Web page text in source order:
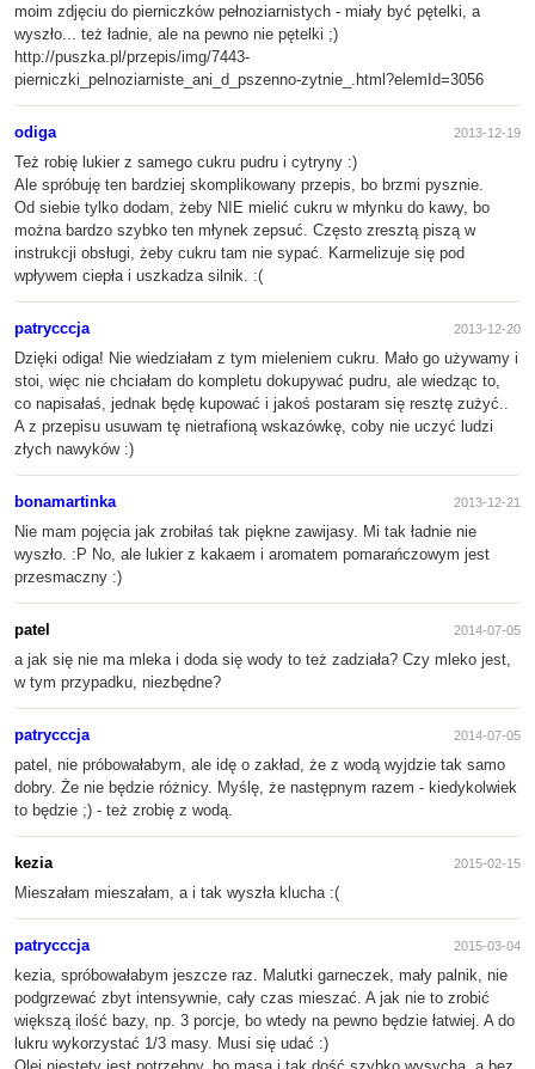
moim zdjęciu do pierniczków pełnoziarnistych - miały być pętelki, a
wyszło... też ładnie, ale na pewno nie pętelki ;)
http://puszka.pl/przepis/img/7443-
pierniczki_pelnoziarniste_ani_d_pszenno-zytnie_.html?elemId=3056
odiga 2013-12-19
Też robię lukier z samego cukru pudru i cytryny :)
Ale spróbuję ten bardziej skomplikowany przepis, bo brzmi pysznie.
Od siebie tylko dodam, żeby NIE mielić cukru w młynku do kawy, bo
można bardzo szybko ten młynek zepsuć. Często zresztą piszą w
instrukcji obsługi, żeby cukru tam nie sypać. Karmelizuje się pod
wpływem ciepła i uszkadza silnik. :(
patrycccja 2013-12-20
Dzięki odiga! Nie wiedziałam z tym mieleniem cukru. Mało go używamy i
stoi, więc nie chciałam do kompletu dokupywać pudru, ale wiedząc to,
co napisałaś, jednak będę kupować i jakoś postaram się resztę zużyć..
A z przepisu usuwam tę nietrafioną wskazówkę, coby nie uczyć ludzi
złych nawyków :)
bonamartinka 2013-12-21
Nie mam pojęcia jak zrobiłaś tak piękne zawijasy. Mi tak ładnie nie
wyszło. :P No, ale lukier z kakaem i aromatem pomarańczowym jest
przesmaczny :)
patel 2014-07-05
a jak się nie ma mleka i doda się wody to też zadziała? Czy mleko jest,
w tym przypadku, niezbędne?
patrycccja 2014-07-05
patel, nie próbowałabym, ale idę o zakład, że z wodą wyjdzie tak samo
dobry. Że nie będzie różnicy. Myślę, że następnym razem - kiedykolwiek
to będzie ;) - też zrobię z wodą.
kezia 2015-02-15
Mieszałam mieszałam, a i tak wyszła klucha :(
patrycccja 2015-03-04
kezia, spróbowałabym jeszcze raz. Malutki garneczek, mały palnik, nie
podgrzewać zbyt intensywnie, cały czas mieszać. A jak nie to zrobić
większą ilość bazy, np. 3 porcje, bo wtedy na pewno będzie łatwiej. A do
lukru wykorzystać 1/3 masy. Musi się udać :)